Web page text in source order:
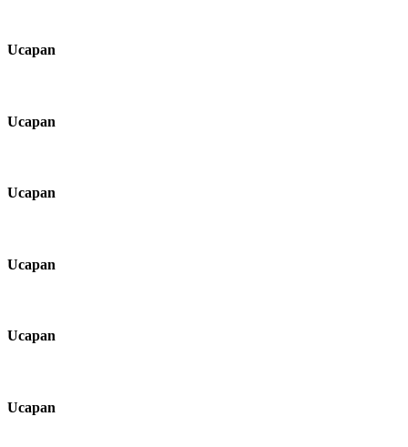
Ucapan
Ucapan
Ucapan
Ucapan
Ucapan
Ucapan